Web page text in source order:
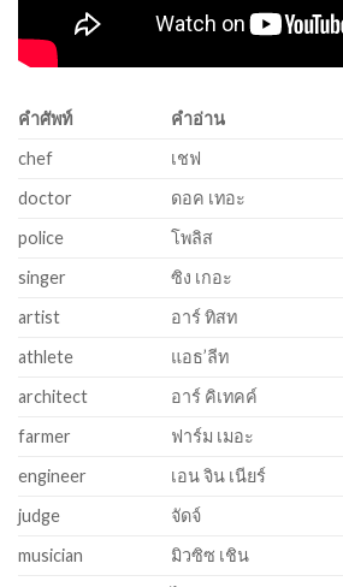
คำศัพท์ คำอ่าน
chef
เชฟ
doctor
ดอค เทอะ
police
โพลิส
singer
ซิง เกอะ
artist
อาร์ ทิสท
athlete
แอธ’ลีท
architect
อาร์ คิเทคค์
farmer
ฟาร์ม เมอะ
engineer
เอน จิน เนียร์
judge
จัดจ์
musician
มิวซิซ เชิน